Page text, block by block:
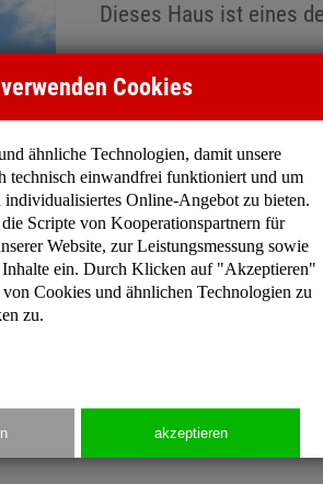
Dieses Haus ist eines
geplant mit einzelnen
Trapezerker oder der
schaffen. Auch im Inneren
Gemeinschaftsräume im
Dachgeschoss.
Gesamtfläche: 120,65 m²
Cookies
ähnliche Technologien, damit unsere
technisch einwandfrei funktioniert und um
Online-Angebot zu bieten.
Scripte von Kooperationspartnern für
Website, zur Leistungsmessung sowie
Inhalte ein. Durch Klicken auf "Akzeptieren"
Cookies und ähnlichen Technologien zu
zu.
akzeptieren